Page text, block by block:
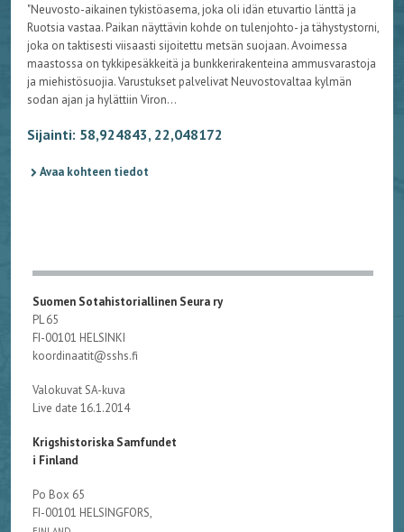
"Neuvosto-aikainen tykistöasema, joka oli idän etuvartio länttä ja
Ruotsia vastaa. Paikan näyttävin kohde on tulenjohto- ja tähystystorni,
joka on taktisesti viisaasti sijoitettu metsän suojaan. Avoimessa
maastossa on tykkipesäkkeitä ja bunkkerirakenteina ammusvarastoja
ja miehistösuojia. Varustukset palvelivat Neuvostovaltaa kylmän
sodan ajan ja hylättiin Viron...
Sijainti: 58,924843, 22,048172
Avaa kohteen tiedot
Suomen Sotahistoriallinen Seura ry
PL 65
FI-00101 HELSINKI
koordinaatit@sshs.fi
Valokuvat SA-kuva
Live date 16.1.2014
Krigshistoriska Samfundet
i Finland
Po Box 65
FI-00101 HELSINGFORS,